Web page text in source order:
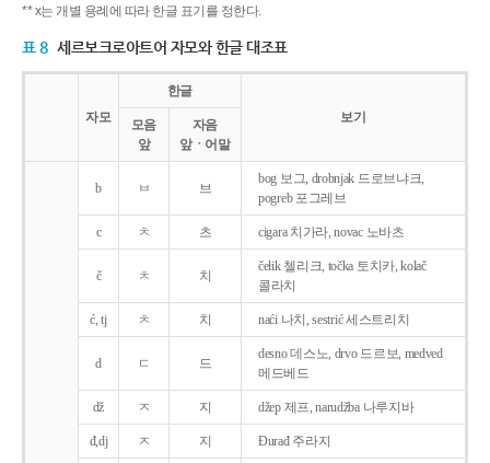
** x는 개별 용례에 따라 한글 표기를 정한다.
표 8 세르보크로아트어 자모와 한글 대조표
자모
한글
보기
모음
앞
자음
앞ㆍ어말
b ㅂ 브
bog 보그, drobnjak 드로브냐크,
pogreb 포그레브
c ㅊ 츠 cigara 치가라, novac 노바츠
č ㅊ 치
čelik 첼리크, točka 토치카, kolač
콜라치
ć, tj ㅊ 치 naći 나치, sestrić 세스트리치
d ㄷ 드
desno 데스노, drvo 드르보, medved
메드베드
dž ㅈ 지 džep 제프, narudžba 나루지바
đ,dj ㅈ 지 Ðurađ 주라지